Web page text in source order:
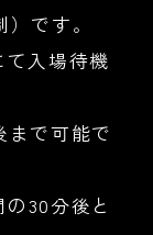
です。
て入場待機
まで可能で
30分後と